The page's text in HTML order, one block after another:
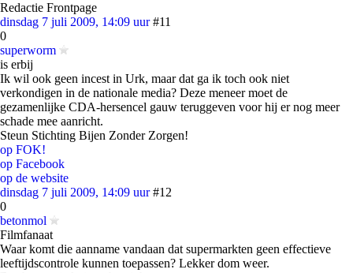
Redactie Frontpage
dinsdag 7 juli 2009, 14:09 uur #11
0
superworm
is erbij
Ik wil ook geen incest in Urk, maar dat ga ik toch ook niet
verkondigen in de nationale media? Deze meneer moet de
gezamenlijke CDA-hersencel gauw teruggeven voor hij er nog meer
schade mee aanricht.
Steun Stichting Bijen Zonder Zorgen!
op FOK!
op Facebook
op de website
dinsdag 7 juli 2009, 14:09 uur #12
0
betonmol
Filmfanaat
Waar komt die aanname vandaan dat supermarkten geen effectieve
leeftijdscontrole kunnen toepassen? Lekker dom weer.